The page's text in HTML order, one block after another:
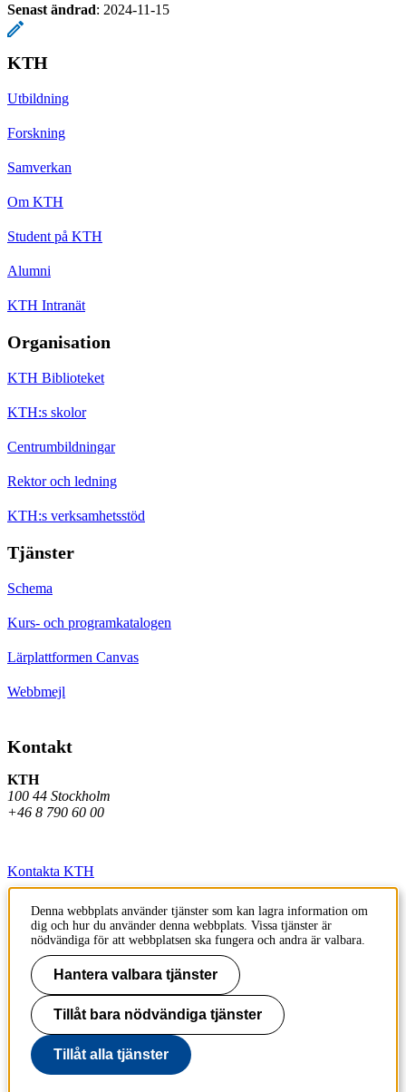
Senast ändrad: 2024-11-15
KTH
Utbildning
Forskning
Samverkan
Om KTH
Student på KTH
Alumni
KTH Intranät
Organisation
KTH Biblioteket
KTH:s skolor
Centrumbildningar
Rektor och ledning
KTH:s verksamhetsstöd
Tjänster
Schema
Kurs- och programkatalogen
Lärplattformen Canvas
Webbmejl
Kontakt
KTH
100 44 Stockholm
+46 8 790 60 00
Kontakta KTH
Jobba på KTH
Press och media
Faktura och betalning KTH
Om KTH:s webbplatser
Tillgänglighetsredogörelse
Denna webbplats använder tjänster som kan lagra information om
dig och hur du använder denna webbplats. Vissa tjänster är
nödvändiga för att webbplatsen ska fungera och andra är valbara.
Hantera valbara tjänster
Tillåt bara nödvändiga tjänster
Tillåt alla tjänster